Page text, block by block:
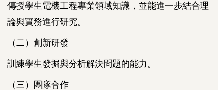
傳授學生電機工程專業領域知識，並能進一步結合理
論與實務進行研究。
（二）創新研發
訓練學生發掘與分析解決問題的能力。
（三）團隊合作